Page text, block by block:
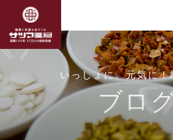
いっしょに、元気に！
ブロ